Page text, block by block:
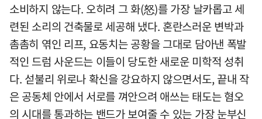
소비하지 않는다. 오히려 그 화(怒)를 가장 날카롭고 세
련된 소리의 건축물로 세공해 냈다. 혼란스러운 변박과
촘촘히 엮인 리프, 요동치는 공황을 그대로 담아낸 폭발
적인 드럼 사운드는 이들이 당도한 새로운 미학적 성취
다. 섣불리 위로나 확신을 강요하지 않으면서도, 끝내 작
은 공동체 안에서 서로를 껴안으려 애쓰는 태도는 혐오
의 시대를 통과하는 밴드가 보여줄 수 있는 가장 눈부신